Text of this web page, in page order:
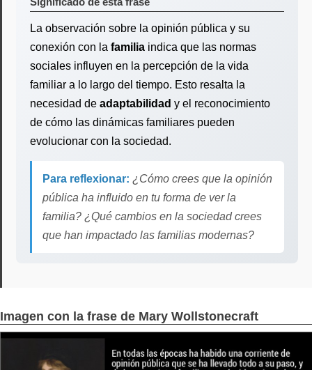
La observación sobre la opinión pública y su
conexión con la familia indica que las normas
sociales influyen en la percepción de la vida
familiar a lo largo del tiempo. Esto resalta la
necesidad de adaptabilidad y el reconocimiento
de cómo las dinámicas familiares pueden
evolucionar con la sociedad.
Para reflexionar: ¿Cómo crees que la opinión
pública ha influido en tu forma de ver la
familia? ¿Qué cambios en la sociedad crees
que han impactado las familias modernas?
Imagen con la frase de Mary Wollstonecraft